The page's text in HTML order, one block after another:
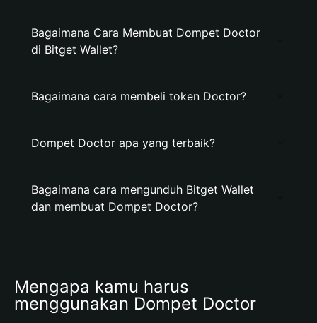
Bagaimana Cara Membuat Dompet Doctor
di Bitget Wallet?
Bagaimana cara membeli token Doctor?
Dompet Doctor apa yang terbaik?
Bagaimana cara mengunduh Bitget Wallet
dan membuat Dompet Doctor?
Mengapa kamu harus
menggunakan Dompet Doctor